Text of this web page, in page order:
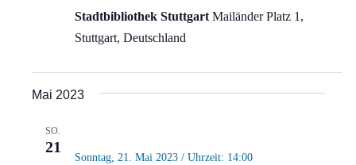
Stadtbibliothek Stuttgart Mailänder Platz 1,
Stuttgart, Deutschland
Mai 2023
SO.
21
Sonntag, 21. Mai 2023 / Uhrzeit: 14:00